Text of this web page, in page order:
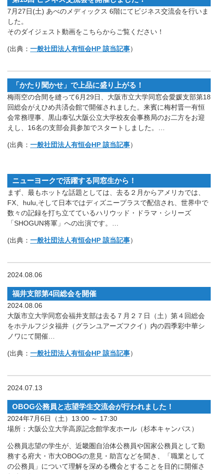
7月27日(土) あべのメディックス 6階にてビジネス交流会を行いま
した。
そのダイジェスト動画をこちらからご覧ください！
(出典： 一般社団法人有恒会HP 該当記事）
「かたり聞かせ」で上品に盛り上がる！
梅雨空の合間を縫って6月29日、大阪市立大学同窓会愛媛支部第18
回総会がえひめ共済会館で開催されました。来賓に梅村晋一有恒
会常務理事、黒山泰弘大阪公立大学校友会事務局のお二方をお迎
えし、16名の支部会員参加でスタートしました。…
(出典： 一般社団法人有恒会HP 該当記事）
ニューヨークで活躍する同窓生から！
まず、最もホットな話題としては、去る２月からアメリカでは、
FX、hulu,そして日本ではディズニープラスで配信され、世界中で
数々の記録を打ち立てているハリウッド・ドラマ・シリーズ
「SHOGUN将軍」への出演です。…
(出典： 一般社団法人有恒会HP 該当記事）
2024.08.06
福井支部第4回総会を開催
2024.08.06
大阪市立大学同窓会福井支部は去る７月２７日（土）第４回総会
をホテルフジタ福井（グランユアーズフクイ）内の四季彩中華シ
ノワにて開催…
(出典： 一般社団法人有恒会HP 該当記事）
2024.07.13
OBOG公務員と志望学生交流会が行われました！
2024年7月6日（土）13:00 ～ 17:30
場所：大阪公立大学高原記念館学友ホール（杉本キャンパス）
公務員志望の学生が、近畿圏自治体公務員や国家公務員として勤
務する府大・市大OBOGの意見・助言などを聞き、「職業として
の公務員」について理解を深める機会とすることを目的に開催さ